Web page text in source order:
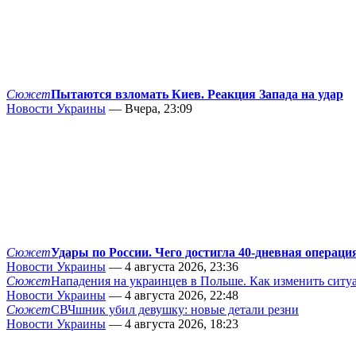
СюжетПытаются взломать Киев. Реакция Запада на удар
Новости Украины — Вчера, 23:09
СюжетУдары по России. Чего достигла 40-дневная
Новости Украины — 4 августа 2026, 23:36
СюжетНападения на украинцев в Польше. Как изменить
Новости Украины — 4 августа 2026, 22:48
СюжетСВЧшник убил девушку: новые детали резни
Новости Украины — 4 августа 2026, 18:23